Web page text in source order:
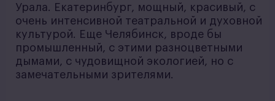
Урала. Екатеринбург, мощный, красивый, с
очень интенсивной театральной и духовной
культурой. Еще Челябинск, вроде бы
промышленный, с этими разноцветными
дымами, с чудовищной экологией, но с
замечательными зрителями.